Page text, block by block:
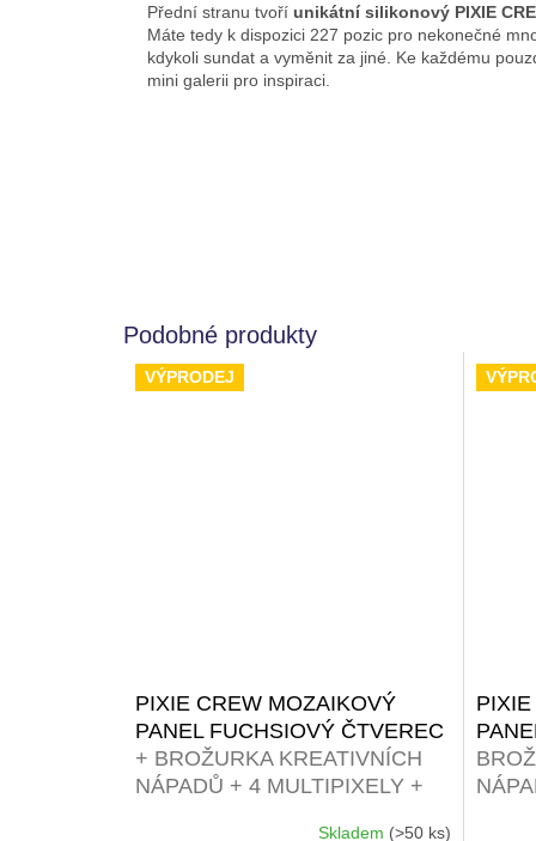
Přední stranu tvoří unikátní silikonový PIXIE
Máte tedy k dispozici 227 pozic pro nekonečné
kdykoli sundat a vyměnit za jiné. Ke každému
mini galerii pro inspiraci.
VÝPRODEJ
PIXIE CREW MOZAIKOVÝ
PANEL FUCHSIOVÝ ČTVEREC
+ BROŽURKA KREATIVNÍCH
NÁPADŮ + 4 MULTIPIXELY +
Skladem (>50 ks)